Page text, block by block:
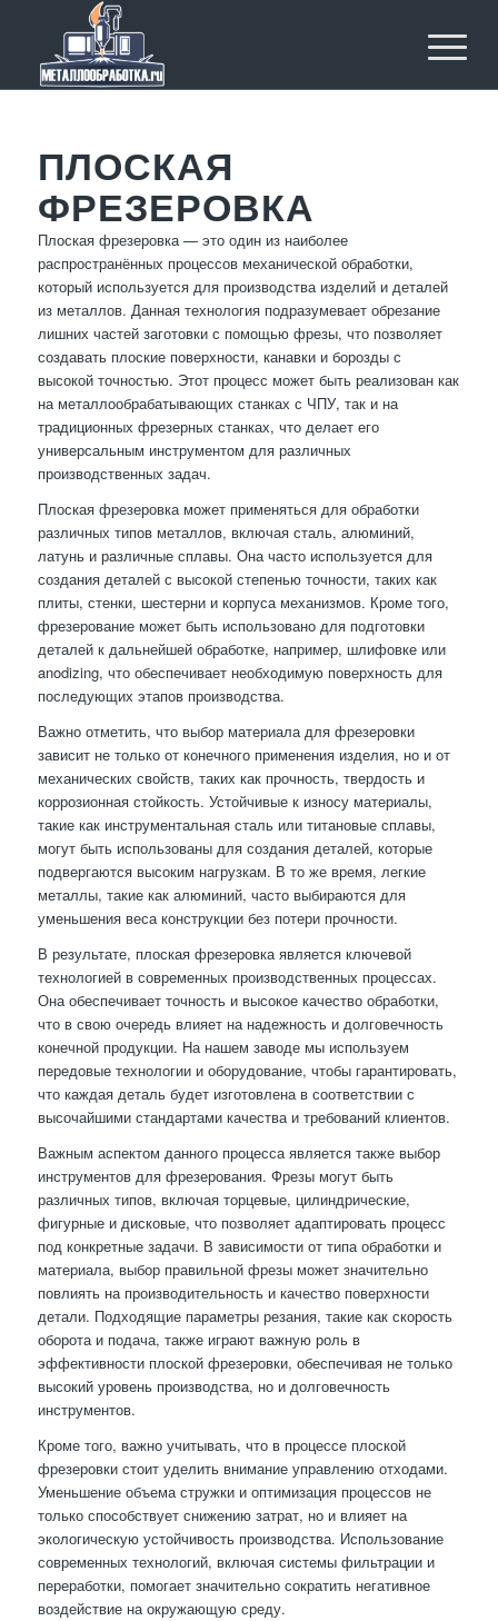
ПЛОСКАЯ
ФРЕЗЕРОВКА
Плоская фрезеровка — это один из наиболее
распространённых процессов механической обработки,
который используется для производства изделий и деталей
из металлов. Данная технология подразумевает обрезание
лишних частей заготовки с помощью фрезы, что позволяет
создавать плоские поверхности, канавки и борозды с
высокой точностью. Этот процесс может быть реализован как
на металлообрабатывающих станках с ЧПУ, так и на
традиционных фрезерных станках, что делает его
универсальным инструментом для различных
производственных задач.
Плоская фрезеровка может применяться для обработки
различных типов металлов, включая сталь, алюминий,
латунь и различные сплавы. Она часто используется для
создания деталей с высокой степенью точности, таких как
плиты, стенки, шестерни и корпуса механизмов. Кроме того,
фрезерование может быть использовано для подготовки
деталей к дальнейшей обработке, например, шлифовке или
anodizing, что обеспечивает необходимую поверхность для
последующих этапов производства.
Важно отметить, что выбор материала для фрезеровки
зависит не только от конечного применения изделия, но и от
механических свойств, таких как прочность, твердость и
коррозионная стойкость. Устойчивые к износу материалы,
такие как инструментальная сталь или титановые сплавы,
могут быть использованы для создания деталей, которые
подвергаются высоким нагрузкам. В то же время, легкие
металлы, такие как алюминий, часто выбираются для
уменьшения веса конструкции без потери прочности.
В результате, плоская фрезеровка является ключевой
технологией в современных производственных процессах.
Она обеспечивает точность и высокое качество обработки,
что в свою очередь влияет на надежность и долговечность
конечной продукции. На нашем заводе мы используем
передовые технологии и оборудование, чтобы гарантировать,
что каждая деталь будет изготовлена в соответствии с
высочайшими стандартами качества и требований клиентов.
Важным аспектом данного процесса является также выбор
инструментов для фрезерования. Фрезы могут быть
различных типов, включая торцевые, цилиндрические,
фигурные и дисковые, что позволяет адаптировать процесс
под конкретные задачи. В зависимости от типа обработки и
материала, выбор правильной фрезы может значительно
повлиять на производительность и качество поверхности
детали. Подходящие параметры резания, такие как скорость
оборота и подача, также играют важную роль в
эффективности плоской фрезеровки, обеспечивая не только
высокий уровень производства, но и долговечность
инструментов.
Кроме того, важно учитывать, что в процессе плоской
фрезеровки стоит уделить внимание управлению отходами.
Уменьшение объема стружки и оптимизация процессов не
только способствует снижению затрат, но и влияет на
экологическую устойчивость производства. Использование
современных технологий, включая системы фильтрации и
переработки, помогает значительно сократить негативное
воздействие на окружающую среду.